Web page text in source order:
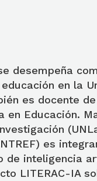
desempeña
en la
es docente
en Educación.
es
de inteligencia
LITERAC-IA